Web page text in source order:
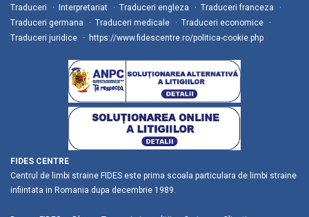
Traduceri
Interpretariat Traduceri engleza
Traduceri franceza
Traduceri germana
Traduceri medicale
Traduceri economice
Traduceri juridice
https://www.fidescentre.ro/politica-cookie.php
FIDES CENTRE
Centrul de limbi straine FIDES este prima scoala particulara de limbi straine
infiintata in Romania dupa decembrie 1989.